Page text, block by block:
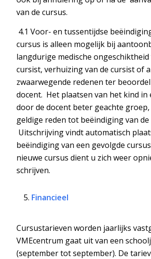
van de cursus.
4.1 Voor- en tussentijdse
cursus is alleen mogelijk bij
langdurige medische ongeschiktheid
cursist, verhuizing van de cursist of
zwaarwegende redenen ter
docent. Het plaatsen van het kind in
door de docent beter geachte groep,
geldige reden tot beëindiging van de
Uitschrijving vindt automatisch
beëindiging van een gevolgde
nieuwe cursus dient u zich weer
schrijven.
Financieel
Cursustarieven worden jaarlijks
VMEcentrum gaat uit van een
(september tot september). De